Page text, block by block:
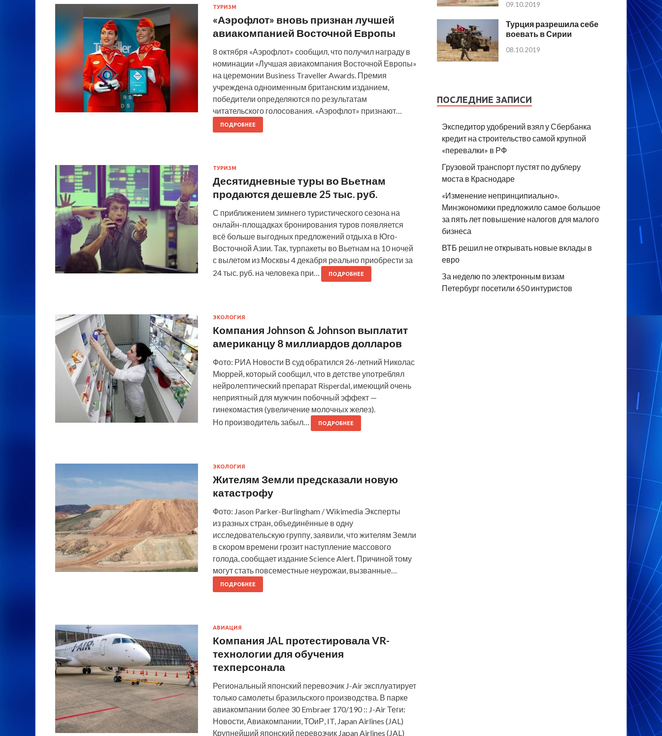
ТУРИЗМ
«Аэрофлот» вновь признан лучшей
авиакомпанией Восточной Европы
8 октября «Аэрофлот» сообщил, что получил награду в
номинации «Лучшая авиакомпания Восточной Европы»
на церемонии Business Traveller Awards. Премия
учреждена одноименным британским изданием,
победители определяются по результатам
читательского голосования. «Аэрофлот» признают…
ПОДРОБНЕЕ
ТУРИЗМ
Десятидневные туры во Вьетнам
продаются дешевле 25 тыс. руб.
С приближением зимнего туристического сезона на
онлайн-площадках бронирования туров появляется
всё больше выгодных предложений отдыха в Юго-
Восточной Азии. Так, турпакеты во Вьетнам на 10 ночей
с вылетом из Москвы 4 декабря реально приобрести за
24 тыс. руб. на человека при…
ПОДРОБНЕЕ
ЭКОЛОГИЯ
Компания Johnson & Johnson выплатит
американцу 8 миллиардов долларов
Фото: РИА Новости В суд обратился 26-летний Николас
Мюррей, который сообщил, что в детстве употреблял
нейролептический препарат Risperdal, имеющий очень
неприятный для мужчин побочный эффект —
гинекомастия (увеличение молочных желез).
Но производитель забыл…
ПОДРОБНЕЕ
ЭКОЛОГИЯ
Жителям Земли предсказали новую
катастрофу
Фото: Jason Parker-Burlingham / Wikimedia Эксперты
из разных стран, объединённые в одну
исследовательскую группу, заявили, что жителям Земли
в скором времени грозит наступление массового
голода, сообщает издание Science Alert. Причиной тому
могут стать повсеместные неурожаи, вызванные…
ПОДРОБНЕЕ
АВИАЦИЯ
Компания JAL протестировала VR-
технологии для обучения
техперсонала
Региональный японский перевозчик J-Air эксплуатирует
только самолеты бразильского производства. В парке
авиакомпании более 30 Embraer 170/190 :: J-Air Теги:
Новости, Авиакомпании, ТОиР, IT, Japan Airlines (JAL)
Крупнейший японский перевозчик Japan Airlines (JAL)
09.10.2019
Турция разрешила себе
воевать в Сирии
08.10.2019
ПОСЛЕДНИЕ ЗАПИСИ
Экспедитор удобрений взял у Сбербанка
кредит на строительство самой крупной
«перевалки» в РФ
Грузовой транспорт пустят по дублеру
моста в Краснодаре
«Изменение непринципиально».
Минэкономики предложило самое большое
за пять лет повышение налогов для малого
бизнеса
ВТБ решил не открывать новые вклады в
евро
За неделю по электронным визам
Петербург посетили 650 интуристов